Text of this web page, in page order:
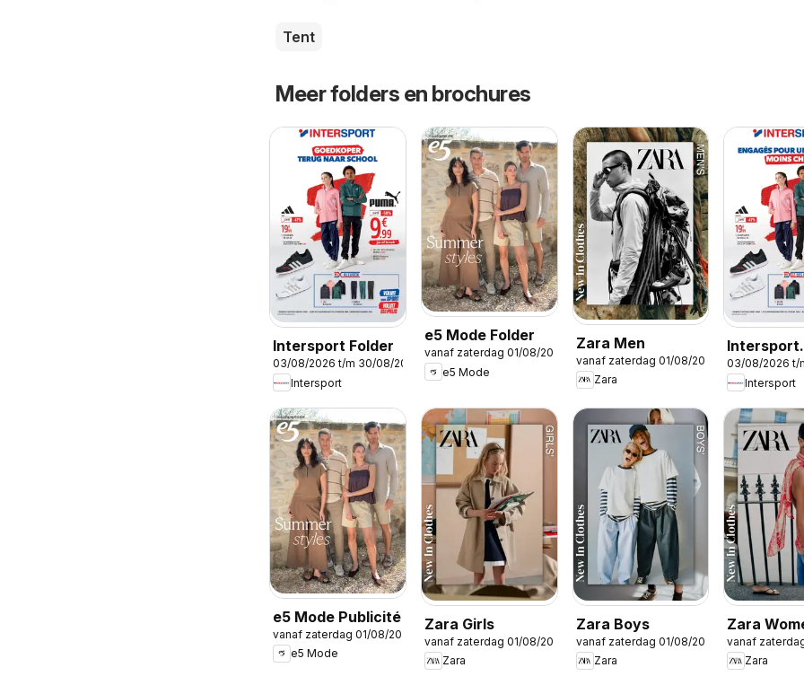
Tent
Meer folders en brochures
Intersport Folder
03/08/2026 t/m 30/08/2026
Intersport
e5 Mode Folder
vanaf zaterdag 01/08/2026
e5 Mode
Zara Men
vanaf zaterdag 01/08/2026
Zara
Intersport
Publicité
03/08/2026 t/
Intersport
e5 Mode Publicité
vanaf zaterdag 01/08/2026
e5 Mode
Zara Girls
vanaf zaterdag 01/08/2026
Zara
Zara Boys
vanaf zaterdag 01/08/2026
Zara
Zara
vanaf
Zara